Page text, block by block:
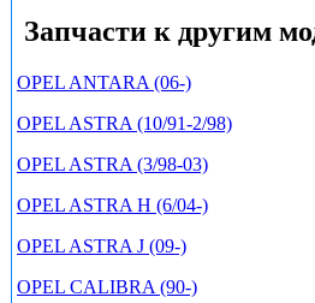
Запчасти к другим
OPEL ANTARA (06-)
OPEL ASTRA (10/91-2/98)
OPEL ASTRA (3/98-03)
OPEL ASTRA H (6/04-)
OPEL ASTRA J (09-)
OPEL CALIBRA (90-)